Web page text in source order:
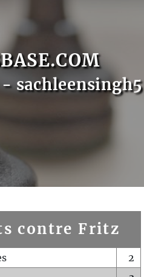
sachleensingh5
contre Fritz
2